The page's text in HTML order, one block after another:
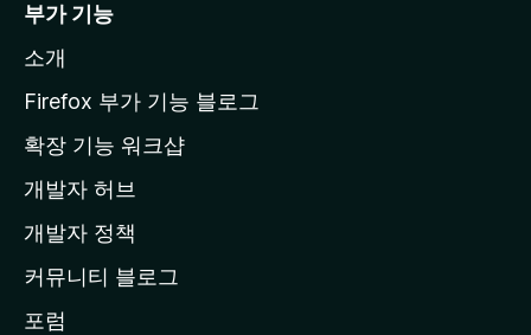
l
a
페
이
지
이
동
부가 기능
소개
Firefox 부가 기능 블로그
확장 기능 워크샵
개발자 허브
개발자 정책
커뮤니티 블로그
포럼